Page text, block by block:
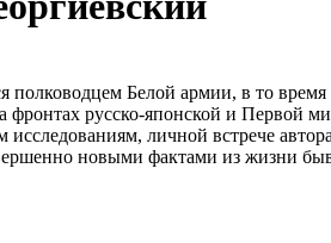
Белой армии, в то время
русско-японской и Первой
личной встрече
новыми фактами из жизни